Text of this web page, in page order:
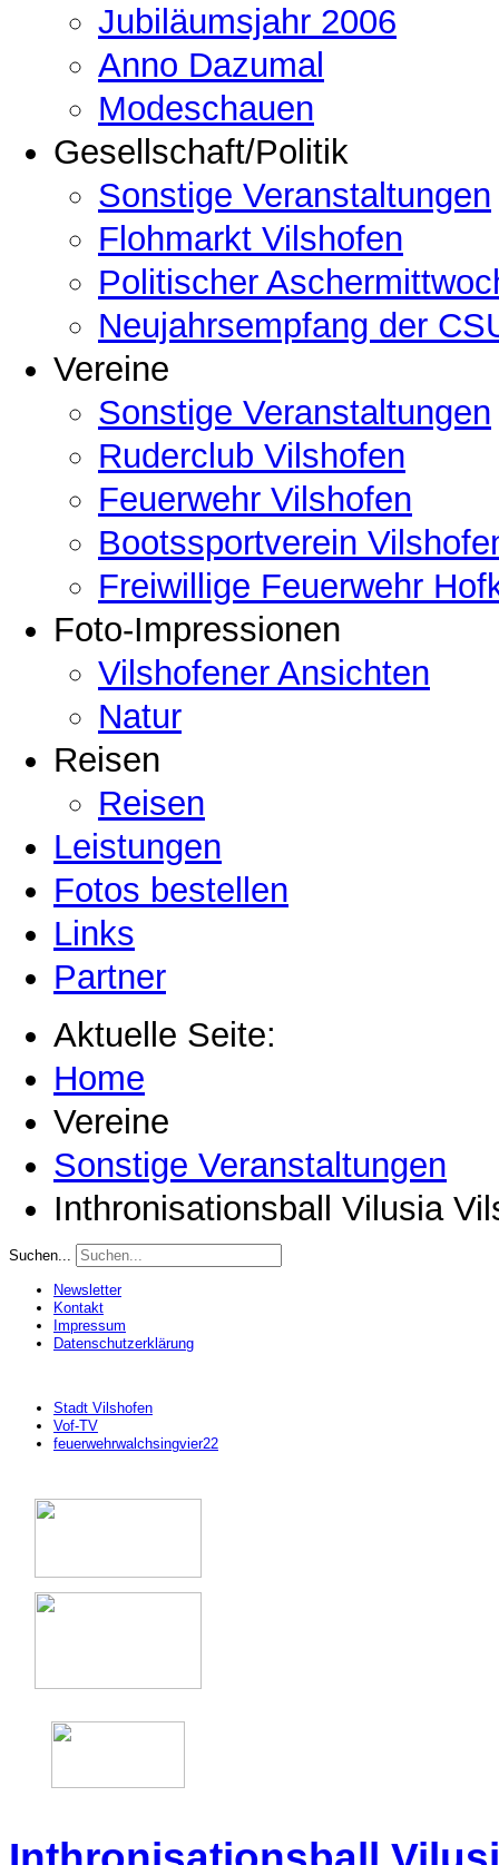
Jubiläumsjahr 2006
Anno Dazumal
Modeschauen
Gesellschaft/Politik
Sonstige Veranstaltungen
Flohmarkt Vilshofen
Politischer
Neujahrsempfang der
Vereine
Sonstige Veranstaltungen
Ruderclub Vilshofen
Feuerwehr Vilshofen
Bootssportverein
Freiwillige Feuerwehr
Foto-Impressionen
Vilshofener Ansichten
Natur
Reisen
Reisen
Leistungen
Fotos bestellen
Links
Partner
Aktuelle Seite:
Home
Vereine
Sonstige Veranstaltungen
Inthronisationsball Vilusia
Suchen...
Newsletter
Kontakt
Impressum
Datenschutzerklärung
Stadt Vilshofen
Vof-TV
feuerwehrwalchsingvier22